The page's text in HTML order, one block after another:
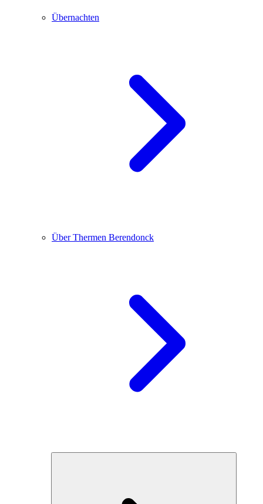
Übernachten
Über Thermen Berendonck